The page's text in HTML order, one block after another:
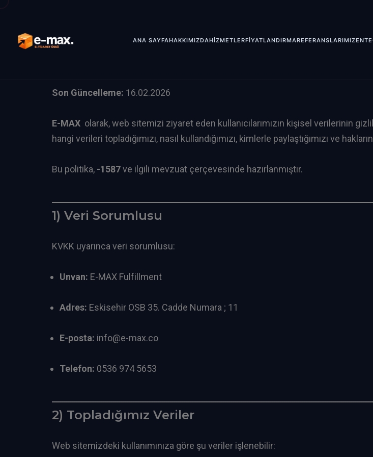
ANA SAYFAHAKKIMIZDAHİZMETLERFİYATLANDIRMAREFERANSLARIMIZ
Son Güncelleme: 16.02.2026
E-MAX olarak, web sitemizi ziyaret eden kullanıcılarımızın kişisel verilerinin
hangi verileri topladığımızı, nasıl kullandığımızı, kimlerle paylaştığımızı ve
Bu politika, -1587ve ilgili mevzuat çerçevesinde hazırlanmıştır.
1) Veri Sorumlusu
KVKK uyarınca veri sorumlusu:
Unvan: E-MAX Fulfillment
Adres: Eskisehir OSB 35. Cadde Numara ; 11
E-posta: info@e-max.co
Telefon: 0536 974 5653
2) Topladığımız Veriler
Web sitemizdeki kullanımınıza göre şu veriler işlenebilir: